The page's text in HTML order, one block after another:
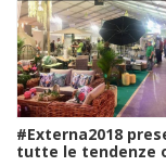
#Externa2018
tutte le tendenze